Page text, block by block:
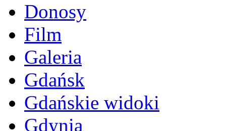
Donosy
Film
Galeria
Gdańsk
Gdańskie widoki
Gdynia